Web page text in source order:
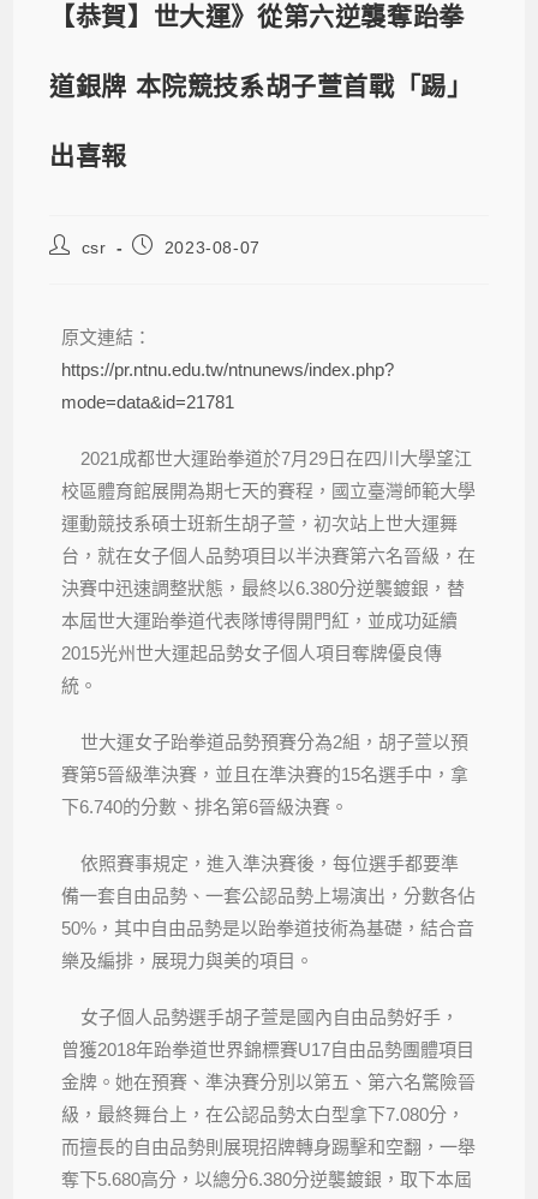
【恭賀】世大運》從第六逆襲奪跆拳
道銀牌 本院競技系胡子萱首戰「踢」
出喜報
csr 2023-08-07
原文連結：
https://pr.ntnu.edu.tw/ntnunews/index.php?
mode=data&id=21781
2021成都世大運跆拳道於7月29日在四川大學望江
校區體育館展開為期七天的賽程，國立臺灣師範大學
運動競技系碩士班新生胡子萱，初次站上世大運舞
台，就在女子個人品勢項目以半決賽第六名晉級，在
決賽中迅速調整狀態，最終以6.380分逆襲鍍銀，替
本屆世大運跆拳道代表隊博得開門紅，並成功延續
2015光州世大運起品勢女子個人項目奪牌優良傳
統。
世大運女子跆拳道品勢預賽分為2組，胡子萱以預
賽第5晉級準決賽，並且在準決賽的15名選手中，拿
下6.740的分數、排名第6晉級決賽。
依照賽事規定，進入準決賽後，每位選手都要準
備一套自由品勢、一套公認品勢上場演出，分數各佔
50%，其中自由品勢是以跆拳道技術為基礎，結合音
樂及編排，展現力與美的項目。
女子個人品勢選手胡子萱是國內自由品勢好手，
曾獲2018年跆拳道世界錦標賽U17自由品勢團體項目
金牌。她在預賽、準決賽分別以第五、第六名驚險晉
級，最終舞台上，在公認品勢太白型拿下7.080分，
而擅長的自由品勢則展現招牌轉身踢擊和空翻，一舉
奪下5.680高分，以總分6.380分逆襲鍍銀，取下本屆